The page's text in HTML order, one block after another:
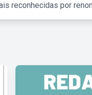
reconhecidas por